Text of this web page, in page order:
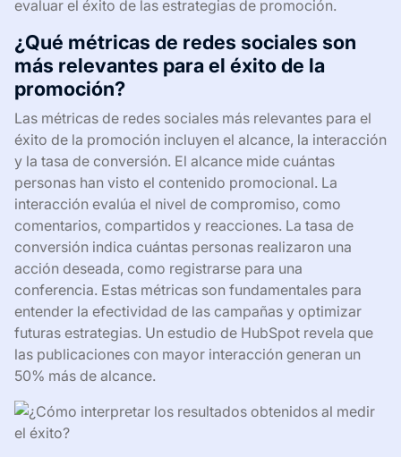
evaluar el éxito de las estrategias de promoción.
¿Qué métricas de redes sociales son
más relevantes para el éxito de la
promoción?
Las métricas de redes sociales más relevantes para el
éxito de la promoción incluyen el alcance, la interacción
y la tasa de conversión. El alcance mide cuántas
personas han visto el contenido promocional. La
interacción evalúa el nivel de compromiso, como
comentarios, compartidos y reacciones. La tasa de
conversión indica cuántas personas realizaron una
acción deseada, como registrarse para una
conferencia. Estas métricas son fundamentales para
entender la efectividad de las campañas y optimizar
futuras estrategias. Un estudio de HubSpot revela que
las publicaciones con mayor interacción generan un
50% más de alcance.